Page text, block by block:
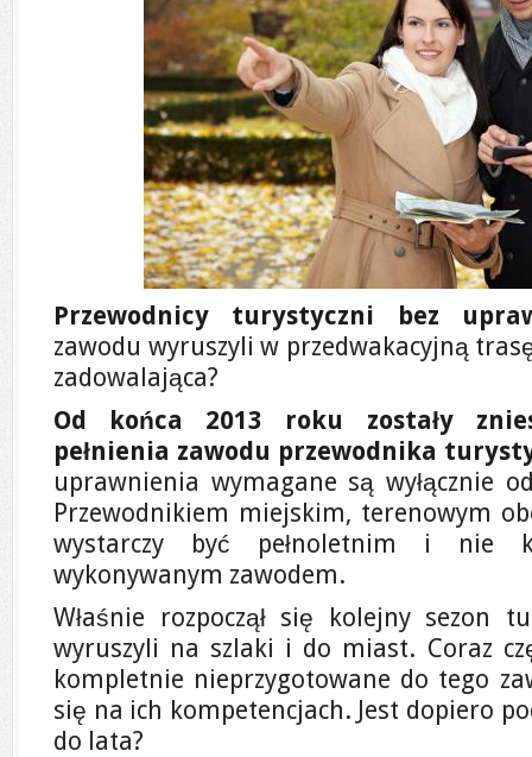
Przewodnicy turystyczni bez
zawodu wyruszyli w przedwakacyjną
zadowalająca?
Od końca 2013 roku zostały
pełnienia zawodu przewodnika
uprawnienia wymagane są wyłącznie
Przewodnikiem miejskim, terenowym
wystarczy być pełnoletnim i nie
wykonywanym zawodem.
Właśnie rozpoczął się kolejny sezon
wyruszyli na szlaki i do miast. Coraz
kompletnie nieprzygotowane do tego
się na ich kompetencjach. Jest dopiero
do lata?